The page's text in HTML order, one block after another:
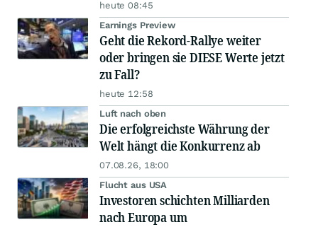
heute 08:45
Earnings Preview
Geht die Rekord-Rallye weiter
oder bringen sie DIESE Werte jetzt
zu Fall?
heute 12:58
Luft nach oben
Die erfolgreichste Währung der
Welt hängt die Konkurrenz ab
07.08.26, 18:00
Flucht aus USA
Investoren schichten Milliarden
nach Europa um